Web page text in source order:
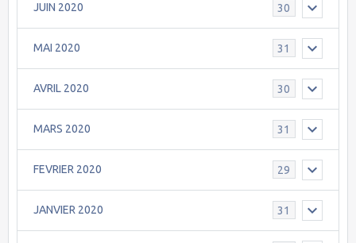
JUIN 2020 30
MAI 2020 31
AVRIL 2020 30
MARS 2020 31
FEVRIER 2020 29
JANVIER 2020 31